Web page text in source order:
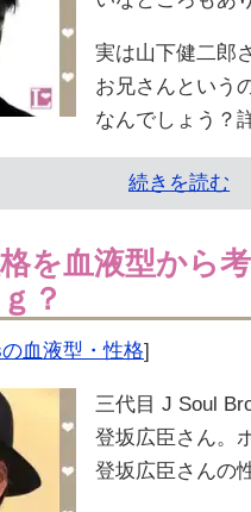
実は山下健二郎
お兄さんという
なんでしょう？
続きを読む
を血液型から
？
血液型・性格]
三代目 J Soul
登坂広臣さん。
登坂広臣さんの